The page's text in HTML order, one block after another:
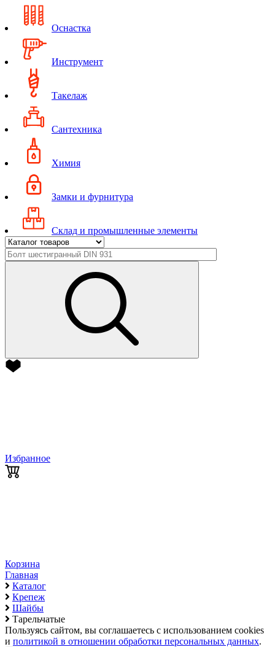
Оснастка
Инструмент
Такелаж
Сантехника
Химия
Замки и фурнитура
Склад и промышленные элементы
Избранное
Корзина
Главная
Каталог
Крепеж
Шайбы
Тарельчатые
Пользуясь сайтом, вы соглашаетесь с использованием cookies
и политикой в отношении обработки персональных данных.